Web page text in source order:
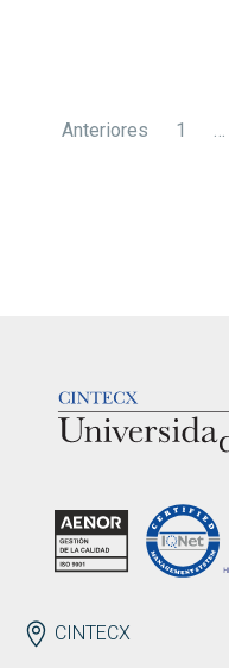
de
Anteriores 1 …
ENDEREZO ES
CINTECX